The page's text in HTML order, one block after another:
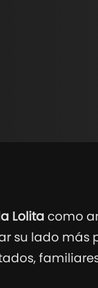
Lolita como
su lado más